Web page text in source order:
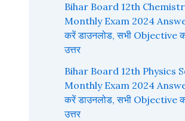
Bihar Board 12th
Monthly Exam 2024
करें डाउनलोड, सभी Objective
उत्तर
Bihar Board 12th Physics
Monthly Exam 2024
करें डाउनलोड, सभी Objective
उत्तर